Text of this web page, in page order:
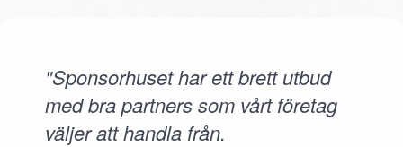
"Sponsorhuset har ett brett utbud
med bra partners som vårt företag
väljer att handla från.